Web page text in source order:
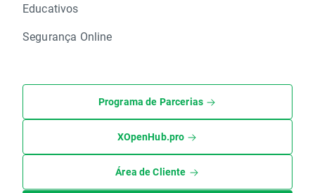
Educativos
Segurança Online
Programa de Parcerias
XOpenHub.pro
Área de Cliente